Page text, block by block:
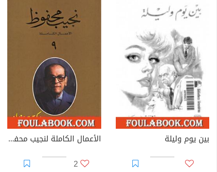
بين يوم وليلة
الأعمال الكاملة لنجيب محفوظ 9
2